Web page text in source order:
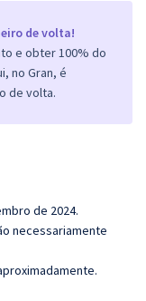
de volta!
e obter 100% do
no Gran, é
de volta.
de 2024.
necessariamente